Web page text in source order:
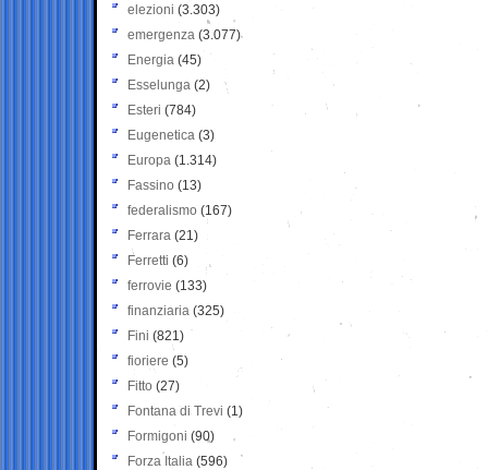
elezioni (3.303)
emergenza (3.077)
Energia (45)
Esselunga (2)
Esteri (784)
Eugenetica (3)
Europa (1.314)
Fassino (13)
federalismo (167)
Ferrara (21)
Ferretti (6)
ferrovie (133)
finanziaria (325)
Fini (821)
fioriere (5)
Fitto (27)
Fontana di Trevi (1)
Formigoni (90)
Forza Italia (596)